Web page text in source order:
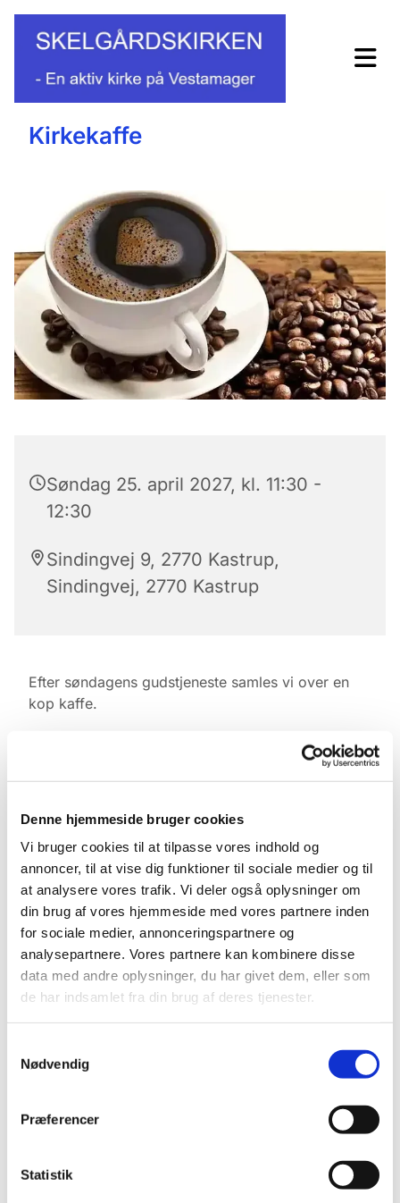
Denne hjemmeside bruger cookies
Vi bruger cookies til at tilpasse vores indhold og
annoncer, til at vise dig funktioner til sociale medier og til
at analysere vores trafik. Vi deler også oplysninger om
din brug af vores hjemmeside med vores partnere inden
for sociale medier, annonceringspartnere og
analysepartnere. Vores partnere kan kombinere disse
data med andre oplysninger, du har givet dem, eller som
de har indsamlet fra din brug af deres tjenester.
Nødvendig
Præferencer
Statistik
Kirkekaffe
Søndag 25. april 2027, kl. 11:30 -
12:30
Sindingvej 9, 2770 Kastrup,
Sindingvej, 2770 Kastrup
Efter søndagens gudstjeneste samles vi over en
kop kaffe.
Du vil måske også kunne